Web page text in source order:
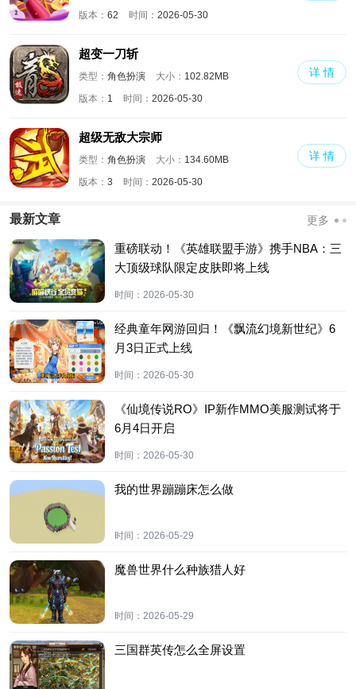
版本： 62 时间： 2026-05-30
超变一刀斩
类型： 角色扮演 大小： 102.82MB
版本： 1 时间： 2026-05-30
详 情
超级无敌大宗师
类型： 角色扮演 大小： 134.60MB
版本： 3 时间： 2026-05-30
详 情
最新文章 更多
重磅联动！《英雄联盟手游》携手NBA：三
大顶级球队限定皮肤即将上线
时间： 2026-05-30
经典童年网游回归！《飘流幻境新世纪》6
月3日正式上线
时间： 2026-05-30
《仙境传说RO》IP新作MMO美服测试将于
6月4日开启
时间： 2026-05-30
我的世界蹦蹦床怎么做
时间： 2026-05-29
魔兽世界什么种族猎人好
时间： 2026-05-29
三国群英传怎么全屏设置